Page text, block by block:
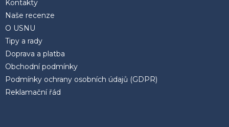
Kontakty
Naše recenze
O USNU
Tipy a rady
Doprava a platba
Obchodní podmínky
Podmínky ochrany osobních údajů (GDPR)
Reklamační řád